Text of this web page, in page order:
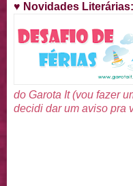
♥ Novidades Literárias:
do Garota It (vou fazer
decidi dar um aviso pra